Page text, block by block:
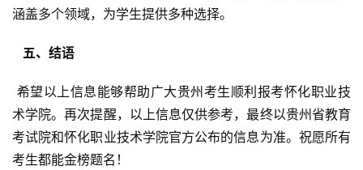
涵盖多个领域，为学生提供多种选择。
  五、结语
术学院。再次提醒，以上信息仅供参考，最终以贵州省教育
考试院和怀化职业技术学院官方公布的信息为准。祝愿所有
考生都能金榜题名！